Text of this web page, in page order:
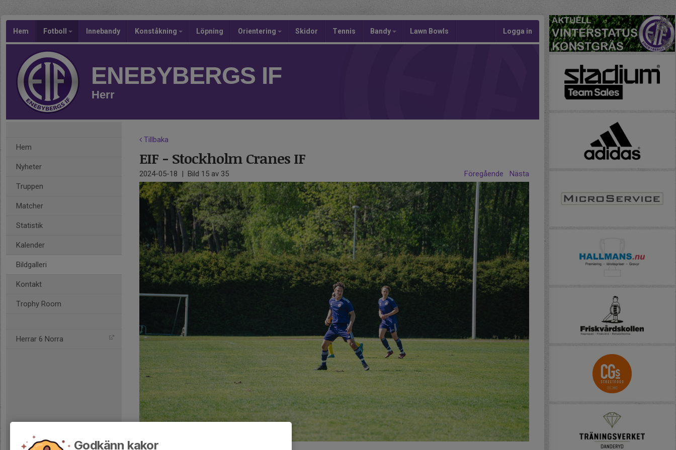
Hem Fotboll Innebandy Konståkning Löpning Orientering Skidor Tennis Bandy Lawn Bowls Logga in
ENEBYBERGS IF
Herr
Hem
Nyheter
Truppen
Matcher
Statistik
Kalender
Bildgalleri
Kontakt
Trophy Room
Herrar 6 Norra
Tillbaka
EIF - Stockholm Cranes IF
2024-05-18 | Bild 15 av 35 Föregående Nästa
Godkänn kakor